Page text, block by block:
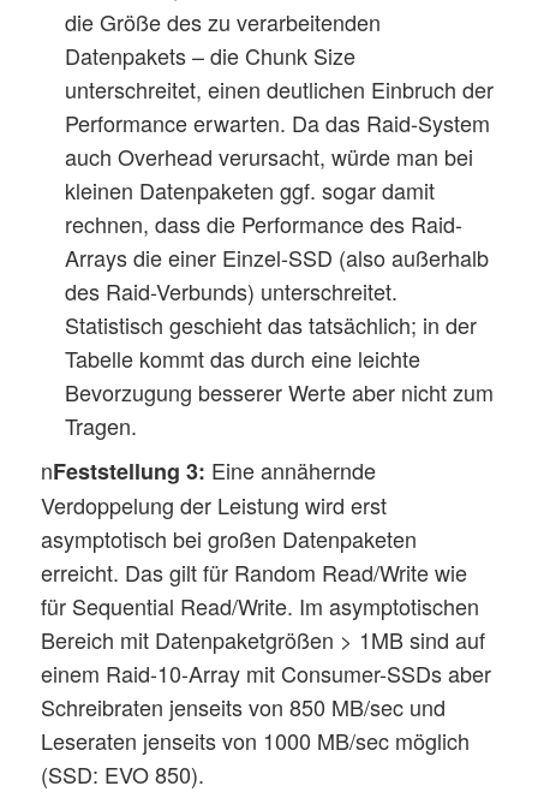
die Größe des zu verarbeitenden
Datenpakets – die Chunk Size
unterschreitet, einen deutlichen Einbruch der
Performance erwarten. Da das Raid-System
auch Overhead verursacht, würde man bei
kleinen Datenpaketen ggf. sogar damit
rechnen, dass die Performance des Raid-
Arrays die einer Einzel-SSD (also außerhalb
des Raid-Verbunds) unterschreitet.
Statistisch geschieht das tatsächlich; in der
Tabelle kommt das durch eine leichte
Bevorzugung besserer Werte aber nicht zum
Tragen.
nFeststellung 3: Eine annähernde
Verdoppelung der Leistung wird erst
asymptotisch bei großen Datenpaketen
erreicht. Das gilt für Random Read/Write wie
für Sequential Read/Write. Im asymptotischen
Bereich mit Datenpaketgrößen > 1MB sind auf
einem Raid-10-Array mit Consumer-SSDs aber
Schreibraten jenseits von 850 MB/sec und
Leseraten jenseits von 1000 MB/sec möglich
(SSD: EVO 850).